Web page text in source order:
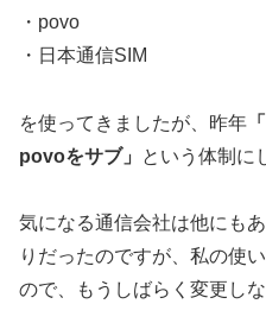
・povo
・日本通信SIM
を使ってきましたが、昨年
povoをサブ」
という体制に
気になる通信会社は他にも
りだったのですが、私の使
ので、もうしばらく変更しな